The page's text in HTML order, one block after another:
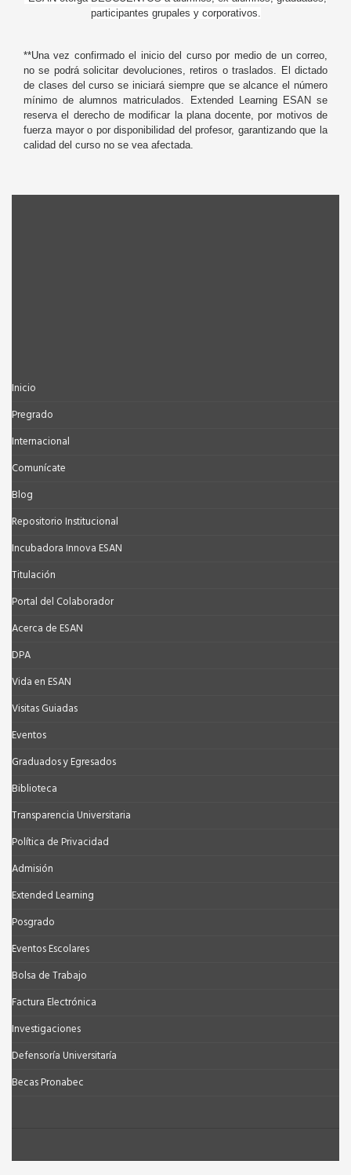
participantes grupales y corporativos.
**Una vez confirmado el inicio del curso por medio de un correo,
no se podrá solicitar devoluciones, retiros o traslados. El dictado
de clases del curso se iniciará siempre que se alcance el número
mínimo de alumnos matriculados. Extended Learning ESAN se
reserva el derecho de modificar la plana docente, por motivos de
fuerza mayor o por disponibilidad del profesor, garantizando que la
calidad del curso no se vea afectada.
Inicio
Pregrado
Internacional
Comunícate
Blog
Repositorio Institucional
Incubadora Innova ESAN
Titulación
Portal del Colaborador
Acerca de ESAN
DPA
Vida en ESAN
Visitas Guiadas
Eventos
Graduados y Egresados
Biblioteca
Transparencia Universitaria
Política de Privacidad
Admisión
Extended Learning
Posgrado
Eventos Escolares
Bolsa de Trabajo
Factura Electrónica
Investigaciones
Defensoría Universitaría
Becas Pronabec